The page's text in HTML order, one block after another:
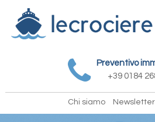
Preventivo
+39 0184
Chi siamo Newsletter